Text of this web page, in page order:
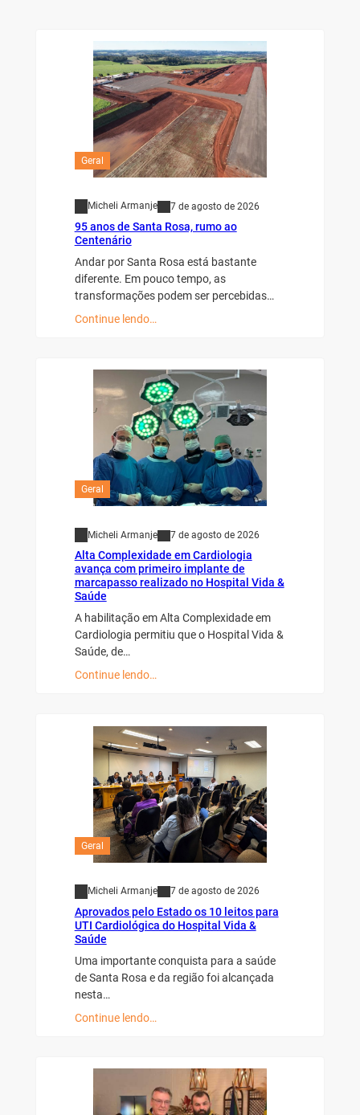
Geral
Micheli Armanje 7 de agosto de 2026
95 anos de Santa Rosa, rumo ao
Centenário
Andar por Santa Rosa está bastante
diferente. Em pouco tempo, as
transformações podem ser percebidas…
Continue lendo…
Geral
Micheli Armanje 7 de agosto de 2026
Alta Complexidade em Cardiologia
avança com primeiro implante de
marcapasso realizado no Hospital Vida &
Saúde
A habilitação em Alta Complexidade em
Cardiologia permitiu que o Hospital Vida &
Saúde, de…
Continue lendo…
Geral
Micheli Armanje 7 de agosto de 2026
Aprovados pelo Estado os 10 leitos para
UTI Cardiológica do Hospital Vida &
Saúde
Uma importante conquista para a saúde
de Santa Rosa e da região foi alcançada
nesta…
Continue lendo…